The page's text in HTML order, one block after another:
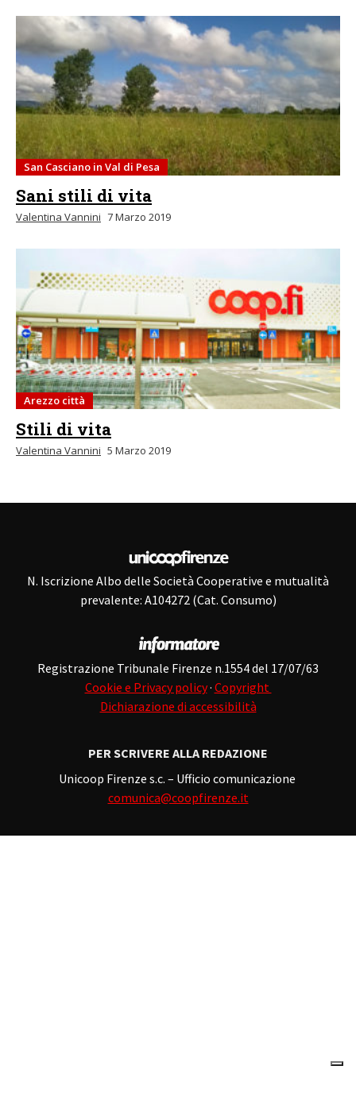
San Casciano in Val di Pesa
Sani stili di vita
Valentina Vannini 7 Marzo 2019
Arezzo città
Stili di vita
Valentina Vannini 5 Marzo 2019
N. Iscrizione Albo delle Società Cooperative e mutualità
prevalente: A104272 (Cat. Consumo)
Registrazione Tribunale Firenze n.1554 del 17/07/63
Cookie e Privacy policy· Copyright
Dichiarazione di accessibilità
PER SCRIVERE ALLA REDAZIONE
Unicoop Firenze s.c. – Ufficio comunicazione
comunica@coopfirenze.it